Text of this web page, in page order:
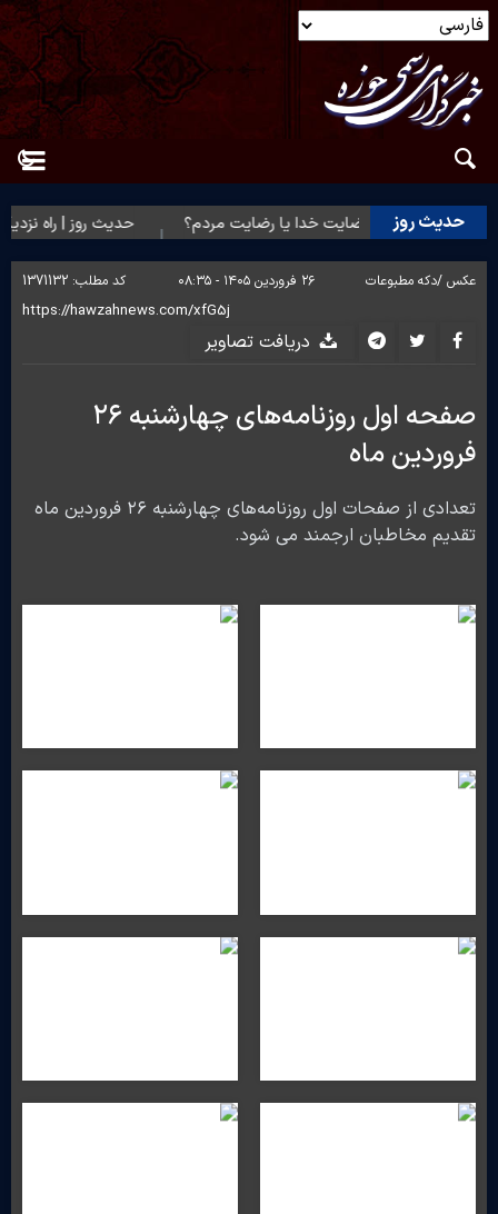
حدیث روز
حدیث روز | رضایت خدا یا رضایت مردم؟ حدیث روز | راه
عکس /دکه مطبوعات ۲۶ فروردین ۱۴۰۵ - ۰۸:۳۵ کد مطلب: 1371132
دریافت تصاویر
صفحه اول روزنامه‌های چهارشنبه ۲۶
فروردین ماه
تعدادی از صفحات اول روزنامه‌های چهارشنبه ۲۶ فروردین ماه
تقدیم مخاطبان ارجمند می شود.